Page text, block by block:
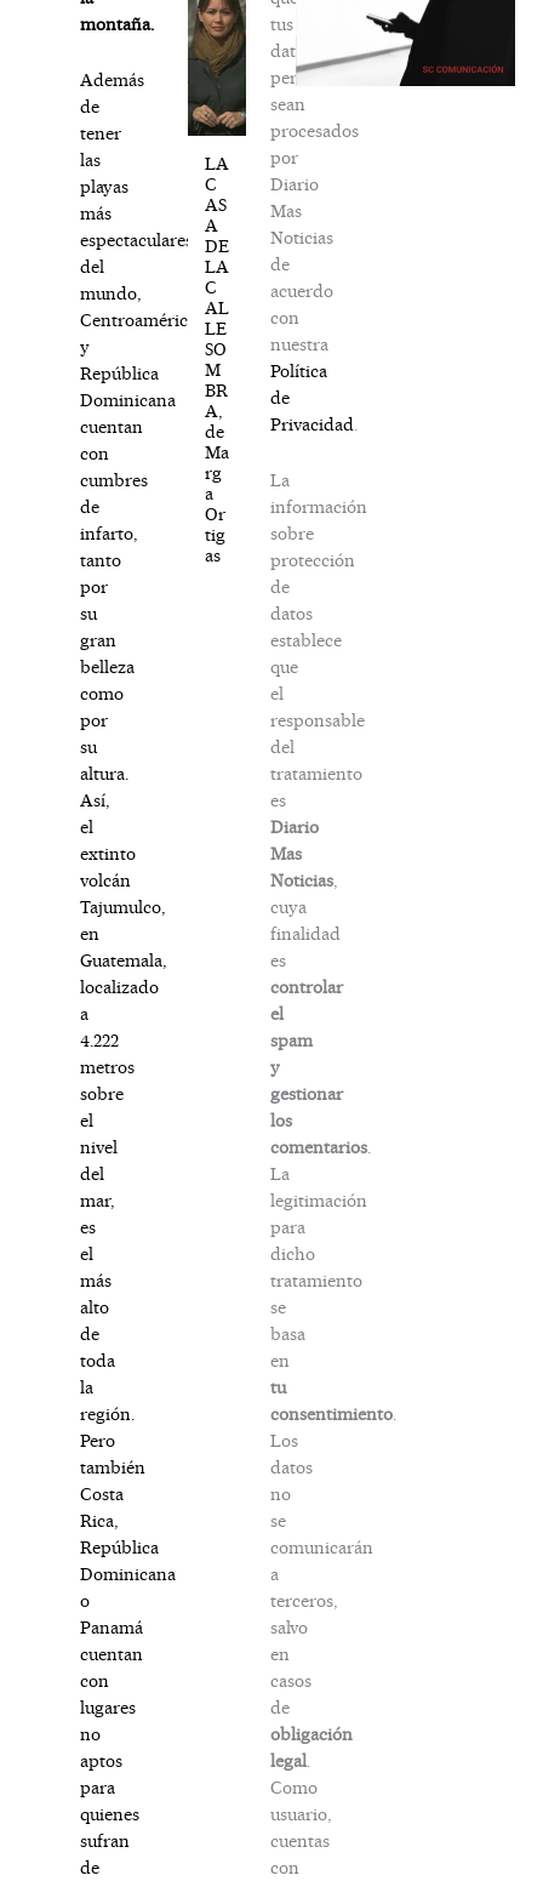
montaña.
Además
de
tener
las
playas
más
espectaculares
del
mundo,
Centroamérica
y
República
Dominicana
cuentan
con
cumbres
de
infarto,
tanto
por
su
gran
belleza
como
por
su
altura.
Así,
el
extinto
volcán
Tajumulco,
en
Guatemala,
localizado
a
4.222
metros
sobre
el
nivel
del
mar,
es
el
más
alto
de
toda
la
región.
Pero
también
Costa
Rica,
República
Dominicana
o
Panamá
cuentan
con
lugares
no
aptos
para
quienes
sufran
de
LA
C
AS
A
DE
LA
C
AL
LE
SO
M
BR
A,
de
Ma
rg
a
Or
tig
as
tus
datos
personales
sean
procesados
por
Diario
Mas
Noticias
de
acuerdo
con
nuestra
Política
de
Privacidad
La
información
sobre
protección
de
datos
establece
que
el
responsable
del
tratamiento
es
Diario
Mas
Noticias
cuya
finalidad
es
controlar
el
spam
y
gestionar
los
comentarios
La
legitimación
para
dicho
tratamiento
se
basa
en
tu
consentimiento
Los
datos
no
se
comunicarán
a
terceros,
salvo
en
casos
de
obligación
legal
Como
usuario,
cuentas
con